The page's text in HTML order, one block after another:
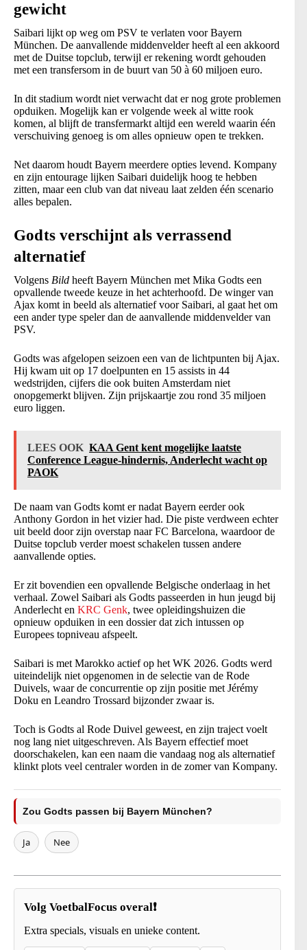
gewicht
Saibari lijkt op weg om PSV te verlaten voor Bayern
München. De aanvallende middenvelder heeft al een akkoord
met de Duitse topclub, terwijl er rekening wordt gehouden
met een transfersom in de buurt van 50 à 60 miljoen euro.
In dit stadium wordt niet verwacht dat er nog grote problemen
opduiken. Mogelijk kan er volgende week al witte rook
komen, al blijft de transfermarkt altijd een wereld waarin één
verschuiving genoeg is om alles opnieuw open te trekken.
Net daarom houdt Bayern meerdere opties levend. Kompany
en zijn entourage lijken Saibari duidelijk hoog te hebben
zitten, maar een club van dat niveau laat zelden één scenario
alles bepalen.
Godts verschijnt als verrassend
alternatief
Volgens Bild heeft Bayern München met Mika Godts een
opvallende tweede keuze in het achterhoofd. De winger van
Ajax komt in beeld als alternatief voor Saibari, al gaat het om
een ander type speler dan de aanvallende middenvelder van
PSV.
Godts was afgelopen seizoen een van de lichtpunten bij Ajax.
Hij kwam uit op 17 doelpunten en 15 assists in 44
wedstrijden, cijfers die ook buiten Amsterdam niet
onopgemerkt blijven. Zijn prijskaartje zou rond 35 miljoen
euro liggen.
LEES OOK KAA Gent kent mogelijke laatste
Conference League-hindernis, Anderlecht wacht op
PAOK
De naam van Godts komt er nadat Bayern eerder ook
Anthony Gordon in het vizier had. Die piste verdween echter
uit beeld door zijn overstap naar FC Barcelona, waardoor de
Duitse topclub verder moest schakelen tussen andere
aanvallende opties.
Er zit bovendien een opvallende Belgische onderlaag in het
verhaal. Zowel Saibari als Godts passeerden in hun jeugd bij
Anderlecht en KRC Genk, twee opleidingshuizen die
opnieuw opduiken in een dossier dat zich intussen op
Europees topniveau afspeelt.
Saibari is met Marokko actief op het WK 2026. Godts werd
uiteindelijk niet opgenomen in de selectie van de Rode
Duivels, waar de concurrentie op zijn positie met Jérémy
Doku en Leandro Trossard bijzonder zwaar is.
Toch is Godts al Rode Duivel geweest, en zijn traject voelt
nog lang niet uitgeschreven. Als Bayern effectief moet
doorschakelen, kan een naam die vandaag nog als alternatief
klinkt plots veel centraler worden in de zomer van Kompany.
Zou Godts passen bij Bayern München?
Ja Nee
Volg VoetbalFocus overal❗
Extra specials, visuals en unieke content.